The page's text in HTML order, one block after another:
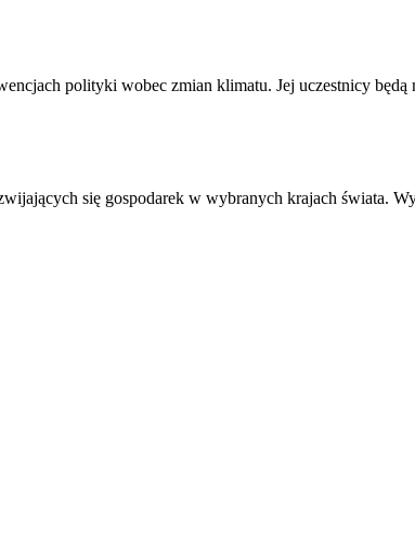
polityki wobec zmian klimatu. Jej uczestnicy
się gospodarek w wybranych krajach świata.